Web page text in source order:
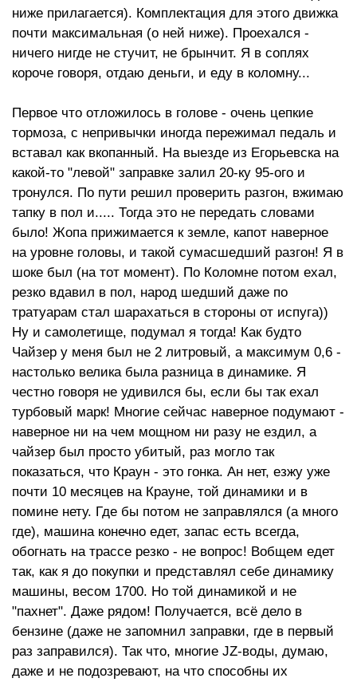
ниже прилагается). Комплектация для этого движка
почти максимальная (о ней ниже). Проехался -
ничего нигде не стучит, не брынчит. Я в соплях
короче говоря, отдаю деньги, и еду в коломну...
Первое что отложилось в голове - очень цепкие
тормоза, с непривычки иногда пережимал педаль и
вставал как вкопанный. На выезде из Егорьевска на
какой-то "левой" заправке залил 20-ку 95-ого и
тронулся. По пути решил проверить разгон, вжимаю
тапку в пол и..... Тогда это не передать словами
было! Жопа прижимается к земле, капот наверное
на уровне головы, и такой сумасшедший разгон! Я в
шоке был (на тот момент). По Коломне потом ехал,
резко вдавил в пол, народ шедший даже по
тратуарам стал шарахаться в стороны от испуга))
Ну и самолетище, подумал я тогда! Как будто
Чайзер у меня был не 2 литровый, а максимум 0,6 -
настолько велика была разница в динамике. Я
честно говоря не удивился бы, если бы так ехал
турбовый марк! Многие сейчас наверное подумают -
наверное ни на чем мощном ни разу не ездил, а
чайзер был просто убитый, раз могло так
показаться, что Краун - это гонка. Ан нет, езжу уже
почти 10 месяцев на Крауне, той динамики и в
помине нету. Где бы потом не заправлялся (а много
где), машина конечно едет, запас есть всегда,
обогнать на трассе резко - не вопрос! Вобщем едет
так, как я до покупки и представлял себе динамику
машины, весом 1700. Но той динамикой и не
"пахнет". Даже рядом! Получается, всё дело в
бензине (даже не запомнил заправки, где в первый
раз заправился). Так что, многие JZ-воды, думаю,
даже и не подозревают, на что способны их